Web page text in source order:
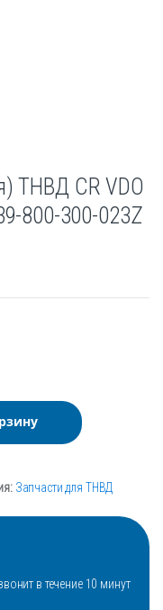
ТНВД CR VDO
800-300-023Z
Запчасти для ТНВД
в течение 10 минут